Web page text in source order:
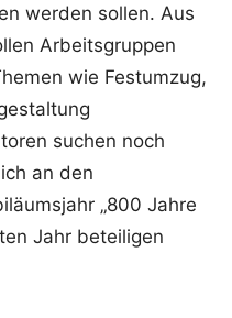
werden sollen. Aus
Arbeitsgruppen
wie Festumzug,
suchen noch
an den
„800 Jahre
Jahr beteiligen